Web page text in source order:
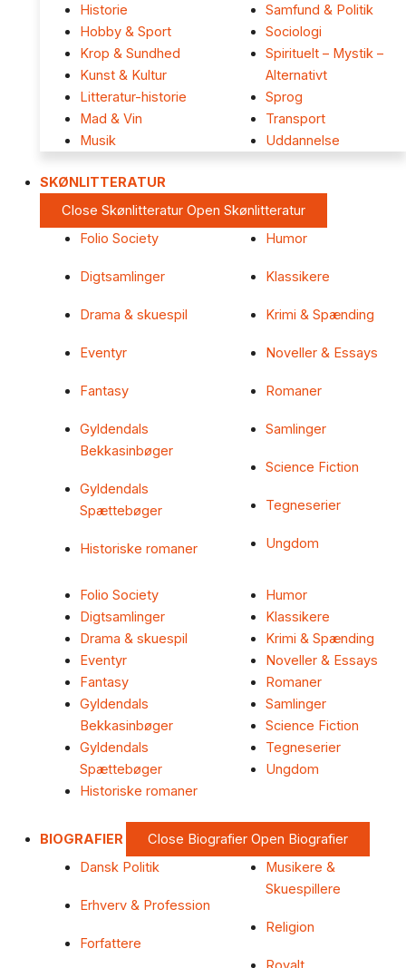
Historie
Hobby & Sport
Krop & Sundhed
Kunst & Kultur
Litteratur-historie
Mad & Vin
Musik
Samfund & Politik
Sociologi
Spirituelt – Mystik –
Alternativt
Sprog
Transport
Uddannelse
SKØNLITTERATUR
Close Skønlitteratur Open Skønlitteratur
Folio Society
Digtsamlinger
Drama & skuespil
Eventyr
Fantasy
Gyldendals
Bekkasinbøger
Gyldendals
Spættebøger
Historiske romaner
Humor
Klassikere
Krimi & Spænding
Noveller & Essays
Romaner
Samlinger
Science Fiction
Tegneserier
Ungdom
Folio Society
Digtsamlinger
Drama & skuespil
Eventyr
Fantasy
Gyldendals
Bekkasinbøger
Gyldendals
Spættebøger
Historiske romaner
Humor
Klassikere
Krimi & Spænding
Noveller & Essays
Romaner
Samlinger
Science Fiction
Tegneserier
Ungdom
BIOGRAFIER Close Biografier Open Biografier
Dansk Politik
Erhverv & Profession
Forfattere
Musikere &
Skuespillere
Religion